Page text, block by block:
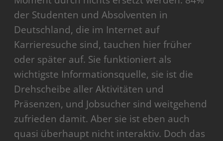
der Studenten und Absolventen in
Deutschland, die im Internet auf
Karrieresuche sind, tauchen hier früher
oder später auf. Sie funktioniert als
wichtigste Informationsquelle, sie ist die
Drehscheibe aller Aktivitäten und
Präsenzen, und Jobsucher sind weitgehend
zufrieden damit. Aber sie ist eben auch
quasi überhaupt nicht interaktiv. Doch das